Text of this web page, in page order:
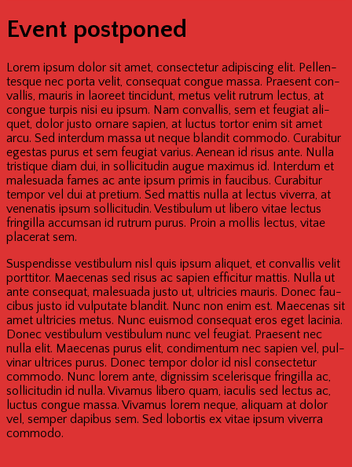
Event post­po­ned
Lorem ipsum dolor sit amet, con­sec­te­tur adi­pi­scing elit. Pel­len­
tes­que nec por­ta velit, con­se­quat congue mas­sa. Prae­sent con­
val­lis, mau­ris in lao­reet tin­cid­unt, metus velit rut­rum lec­tus, at
congue tur­pis nisi eu ipsum. Nam con­val­lis, sem et feu­gi­at ali­
quet, dolor jus­to orna­re sapi­en, at luc­tus tortor enim sit amet
arcu. Sed inter­dum mas­sa ut neque blan­dit com­mo­do. Cura­b­itur
eges­tas purus et sem feu­gi­at vari­us. Aene­an id risus ante. Nul­la
tris­tique diam dui, in sol­li­ci­tu­din augue maxi­mus id. Inter­dum et
male­sua­da fames ac ante ipsum pri­mis in fau­ci­bus. Cura­b­itur
tem­por vel dui at pre­ti­um. Sed mat­tis nul­la at lec­tus viver­ra, at
vene­n­a­tis ipsum sol­li­ci­tu­din. Ves­ti­bu­lum ut libe­ro vitae lec­tus
frin­gil­la accums­an id rut­rum purus. Pro­in a mol­lis lec­tus, vitae
pla­ce­rat sem.
Sus­pen­dis­se ves­ti­bu­lum nisl quis ipsum ali­quet, et con­val­lis velit
port­ti­tor. Mae­ce­nas sed risus ac sapi­en effi­ci­tur mat­tis. Nul­la ut
ante con­se­quat, male­sua­da jus­to ut, ultri­ci­es mau­ris. Don­ec fau­
ci­bus jus­to id vul­pu­ta­te blan­dit. Nunc non enim est. Mae­ce­nas sit
amet ultri­ci­es metus. Nunc euis­mod con­se­quat eros eget laci­nia.
Don­ec ves­ti­bu­lum ves­ti­bu­lum nunc vel feu­gi­at. Prae­sent nec
nul­la elit. Mae­ce­nas purus elit, con­di­men­tum nec sapi­en vel, pul­
vi­nar ultri­ces purus. Don­ec tem­por dolor id nisl con­sec­te­tur
com­mo­do. Nunc lorem ante, dignis­sim sce­le­ris­que frin­gil­la ac,
sol­li­ci­tu­din id nul­la. Viva­mus libe­ro quam, iacu­lis sed lec­tus ac,
luc­tus congue mas­sa. Viva­mus lorem neque, ali­quam at dolor
vel, sem­per dapi­bus sem. Sed lob­or­tis ex vitae ipsum viver­ra
commodo.